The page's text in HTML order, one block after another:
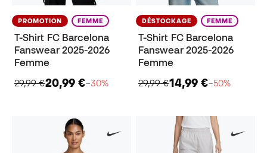
PROMOTION FEMME
T-Shirt FC Barcelona
Fanswear 2025-2026
Femme
29,99 €20,99 €−30%
DÉSTOCKAGE FEMME
T-Shirt FC Barcelona
Fanswear 2025-2026
Femme
29,99 €14,99 €−50%